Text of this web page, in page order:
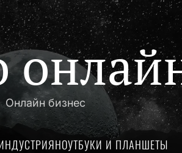
Онлайн бизнес
НОУТБУКИ И ПЛАНШЕТЫ